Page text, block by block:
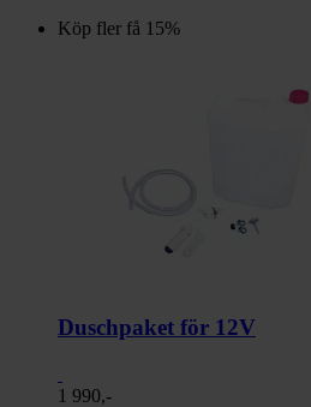
Köp fler få 15%
Duschpaket för 12V
1 990,-